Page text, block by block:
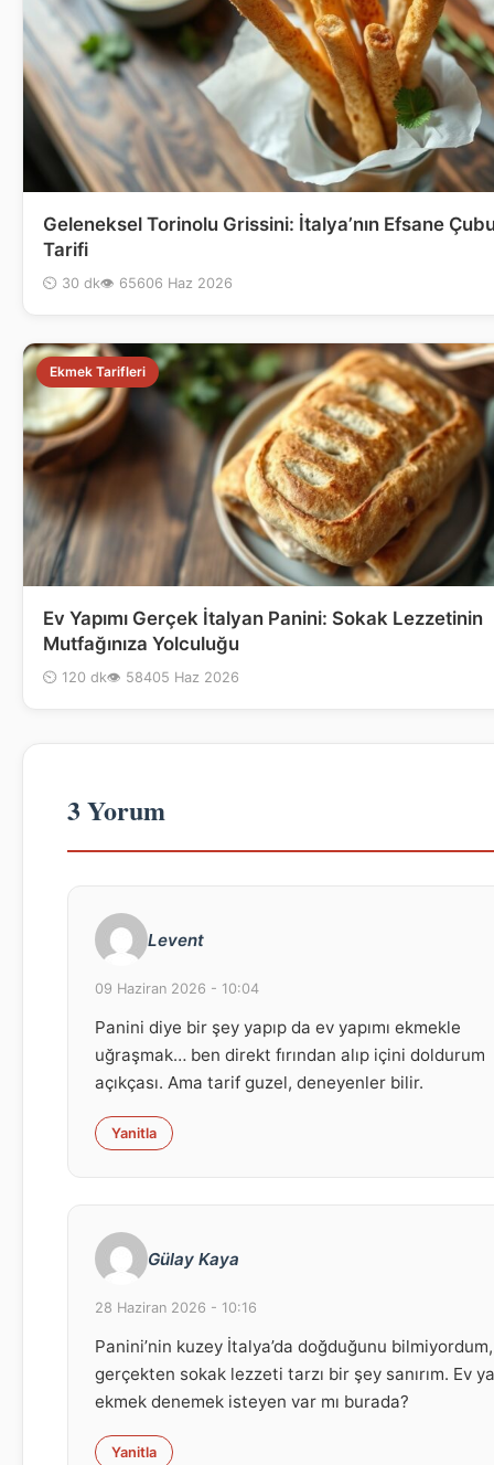
Geleneksel Torinolu Grissini: İtalya’nın Efsane
Tarifi
⏲ 30 dk👁 65606 Haz 2026
Ekmek Tarifleri
Ev Yapımı Gerçek İtalyan Panini: Sokak Lezzetinin
Mutfağınıza Yolculuğu
⏲ 120 dk👁 58405 Haz 2026
3 Yorum
Levent
09 Haziran 2026 - 10:04
Panini diye bir şey yapıp da ev yapımı ekmekle
uğraşmak… ben direkt fırından alıp içini doldurum
açıkçası. Ama tarif guzel, deneyenler bilir.
Yanitla
Gülay Kaya
28 Haziran 2026 - 10:16
Panini’nin kuzey İtalya’da doğduğunu bilmiyordum,
gerçekten sokak lezzeti tarzı bir şey sanırım. Ev
ekmek denemek isteyen var mı burada?
Yanitla